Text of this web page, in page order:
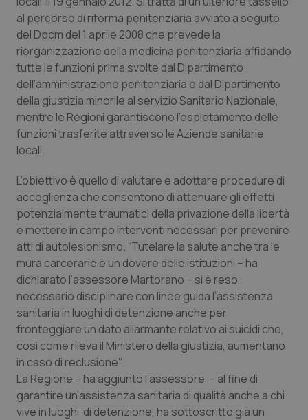
Calabria
Campania
Emilia-Romagna
Friuli Venezia Giulia
Lazio
Liguria
Lombardia
Marche
Molise
Piemonte
Provincia Autonoma di Bolzano
Provincia Autonoma di Trento
Asma & BPCO
Car-T
Colesterolo & coronaropatie
Dermatite Atopica
Diabete & glucometri
Disturbi dell’umore
Dolore
Donna & Salute
Epatiti
HIV
Infezioni & Febbre
Ipertensione & Scompenso
al percorso di riforma penitenziaria avviato a seguito
del Dpcm del 1 aprile 2008 che prevede la
riorganizzazione della medicina penitenziaria affidando
tutte le funzioni prima svolte dal Dipartimento
dell’amministrazione penitenziaria e dal Dipartimento
della giustizia minorile al servizio Sanitario Nazionale,
mentre le Regioni garantiscono l’espletamento delle
funzioni trasferite attraverso le Aziende sanitarie
locali.
L’obiettivo è quello di valutare e adottare procedure di
accoglienza che consentono di attenuare gli effetti
potenzialmente traumatici della privazione della libertà
e mettere in campo interventi necessari per prevenire
atti di autolesionismo. “Tutelare la salute anche tra le
mura carcerarie è un dovere delle istituzioni – ha
dichiarato l’assessore Martorano – si è reso
necessario disciplinare con linee guida l’assistenza
sanitaria in luoghi di detenzione anche per
fronteggiare un dato allarmante relativo ai suicidi che,
così come rileva il Ministero della giustizia, aumentano
in caso di reclusione".
La Regione – ha aggiunto l’assessore – al fine di
garantire un’assistenza sanitaria di qualità anche a chi
vive in luoghi di detenzione, ha sottoscritto già un